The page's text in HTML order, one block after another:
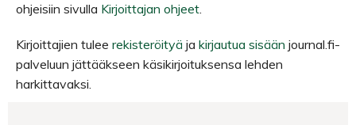
ohjeisiin sivulla Kirjoittajan ohjeet.
Kirjoittajien tulee rekisteröityä ja kirjautua sisään journal.fi-
palveluun jättääkseen käsikirjoituksensa lehden
harkittavaksi.